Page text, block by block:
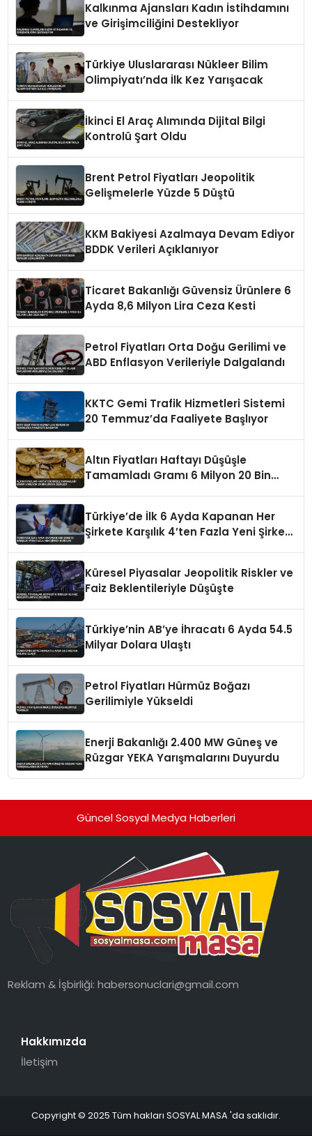
Kalkınma Ajansları Kadın İstihdamını
ve Girişimciliğini Destekliyor
Türkiye Uluslararası Nükleer Bilim
Olimpiyatı’nda İlk Kez Yarışacak
İkinci El Araç Alımında Dijital Bilgi
Kontrolü Şart Oldu
Brent Petrol Fiyatları Jeopolitik
Gelişmelerle Yüzde 5 Düştü
KKM Bakiyesi Azalmaya Devam Ediyor
BDDK Verileri Açıklanıyor
Ticaret Bakanlığı Güvensiz Ürünlere 6
Ayda 8,6 Milyon Lira Ceza Kesti
Petrol Fiyatları Orta Doğu Gerilimi ve
ABD Enflasyon Verileriyle Dalgalandı
KKTC Gemi Trafik Hizmetleri Sistemi
20 Temmuz’da Faaliyete Başlıyor
Altın Fiyatları Haftayı Düşüşle
Tamamladı Gramı 6 Milyon 20 Bin
Türkiye’de İlk 6 Ayda Kapanan Her
Şirkete Karşılık 4’ten Fazla Yeni Şirket
Küresel Piyasalar Jeopolitik Riskler ve
Faiz Beklentileriyle Düşüşte
Türkiye’nin AB’ye İhracatı 6 Ayda 54.5
Milyar Dolara Ulaştı
Petrol Fiyatları Hürmüz Boğazı
Gerilimiyle Yükseldi
Enerji Bakanlığı 2.400 MW Güneş ve
Rüzgar YEKA Yarışmalarını Duyurdu
Güncel Sosyal Medya Haberleri
Reklam & İşbirliği:habersonuclari@gmail.com
Hakkımızda
İletişim
Copyright © 2025 Tüm hakları SOSYAL MASA 'da saklıdır.